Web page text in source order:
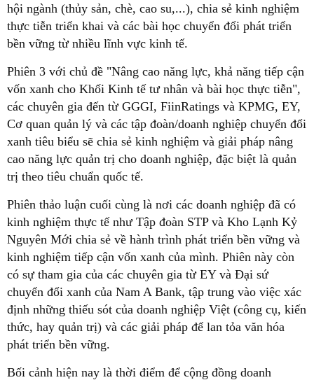
hội ngành (thủy sản, chè, cao su,...), chia sẻ kinh nghiệm
thực tiễn triển khai và các bài học chuyển đổi phát triển
bền vững từ nhiều lĩnh vực kinh tế.
Phiên 3 với chủ đề "Nâng cao năng lực, khả năng tiếp cận
vốn xanh cho Khối Kinh tế tư nhân và bài học thực tiễn",
các chuyên gia đến từ GGGI, FiinRatings và KPMG, EY,
Cơ quan quản lý và các tập đoàn/doanh nghiệp chuyển đổi
xanh tiêu biểu sẽ chia sẻ kinh nghiệm và giải pháp nâng
cao năng lực quản trị cho doanh nghiệp, đặc biệt là quản
trị theo tiêu chuẩn quốc tế.
Phiên thảo luận cuối cùng là nơi các doanh nghiệp đã có
kinh nghiệm thực tế như Tập đoàn STP và Kho Lạnh Kỷ
Nguyên Mới chia sẻ về hành trình phát triển bền vững và
kinh nghiệm tiếp cận vốn xanh của mình. Phiên này còn
có sự tham gia của các chuyên gia từ EY và Đại sứ
chuyển đổi xanh của Nam A Bank, tập trung vào việc xác
định những thiếu sót của doanh nghiệp Việt (công cụ, kiến
thức, hay quản trị) và các giải pháp để lan tỏa văn hóa
phát triển bền vững.
Bối cảnh hiện nay là thời điểm để cộng đồng doanh